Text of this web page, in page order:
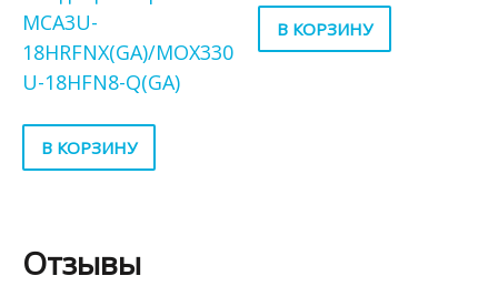
MCA3U-
18HRFNX(GA)/MOX330
U-18HFN8-Q(GA)
В КОРЗИНУ
В КОРЗИНУ
Отзывы